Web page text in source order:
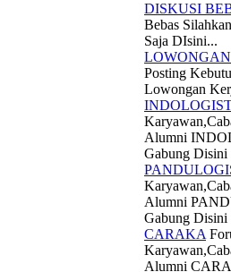
DISKUSI
Bebas
Saja DIsini...
Posting
Lowongan
Alumni
Gabung Disini
Alumni
Gabung Disini
CARAKA
Alumni